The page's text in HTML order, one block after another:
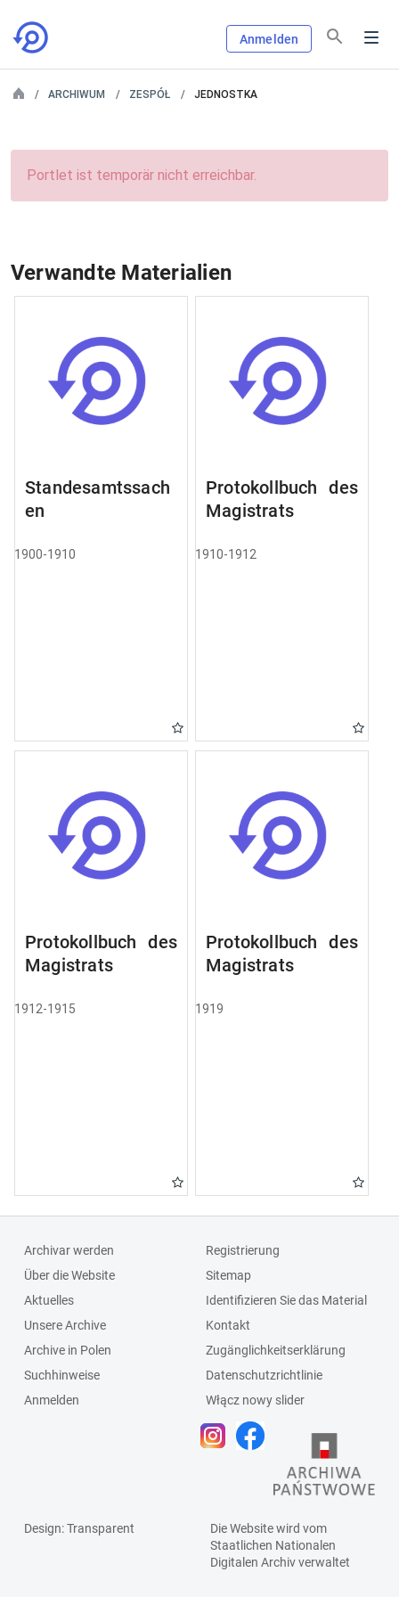
Anmelden
ARCHIWUM ZESPÓŁ JEDNOSTKA
Portlet ist temporär nicht erreichbar.
Verwandte Materialien
Standesamtssach
en
1900-1910
Protokollbuch des
Magistrats
1910-1912
Protokollbuch des
Magistrats
1912-1915
Protokollbuch des
Magistrats
1919
Archivar werden
Über die Website
Aktuelles
Unsere Archive
Archive in Polen
Suchhinweise
Anmelden
Registrierung
Sitemap
Identifizieren Sie das Material
Kontakt
Zugänglichkeitserklärung
Datenschutzrichtlinie
Włącz nowy slider
Design: Transparent
Die Website wird vom
Staatlichen Nationalen
Digitalen Archivverwaltet